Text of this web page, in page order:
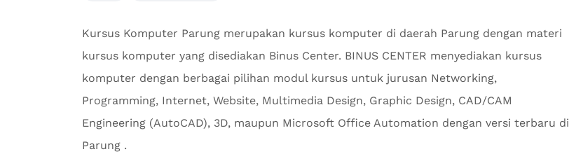
Kursus Komputer Parung merupakan kursus komputer di daerah Parung dengan materi
kursus komputer yang disediakan Binus Center. BINUS CENTER menyediakan kursus
komputer dengan berbagai pilihan modul kursus untuk jurusan Networking,
Programming, Internet, Website, Multimedia Design, Graphic Design, CAD/CAM
Engineering (AutoCAD), 3D, maupun Microsoft Office Automation dengan versi terbaru di
Parung .